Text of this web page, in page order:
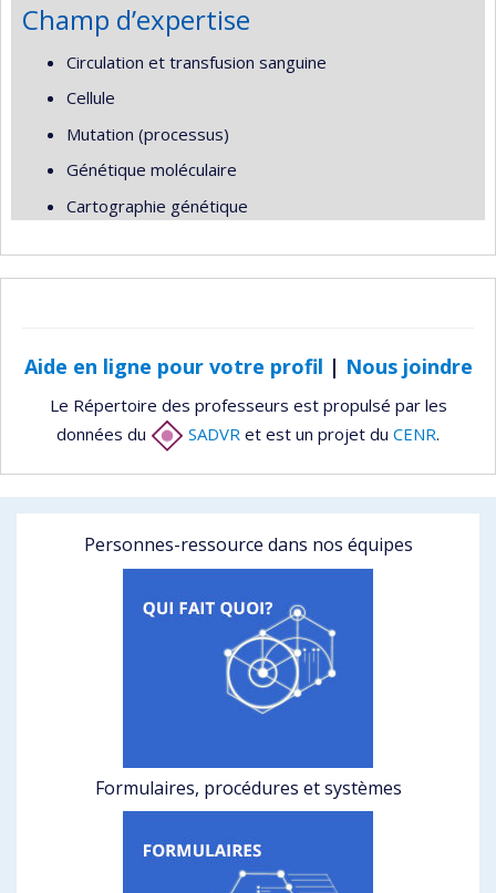
Champ d’expertise
Circulation et transfusion sanguine
Cellule
Mutation (processus)
Génétique moléculaire
Cartographie génétique
Aide en ligne pour votre profil | Nous joindre
Le Répertoire des professeurs est propulsé par les
données du
SADVR et est un projet du CENR.
Personnes-ressource dans nos équipes
Formulaires, procédures et systèmes